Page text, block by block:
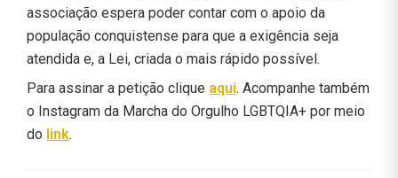
associação espera poder contar com o apoio da
população conquistense para que a exigência seja
atendida e, a Lei, criada o mais rápido possível.
Para assinar a petição clique aqui. Acompanhe também
o Instagram da Marcha do Orgulho LGBTQIA+ por meio
do link.